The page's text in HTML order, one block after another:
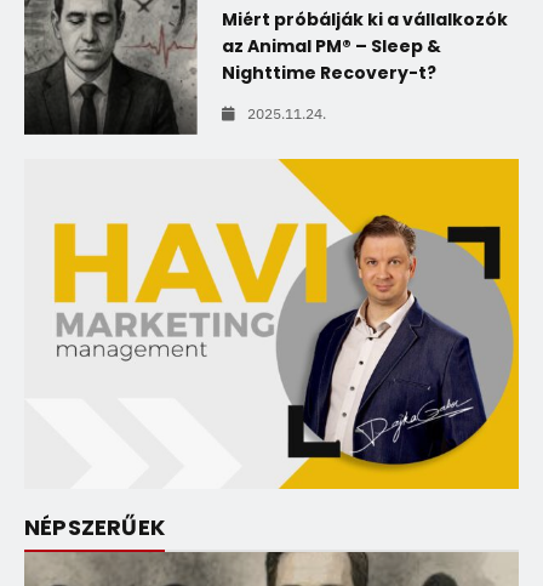
Miért próbálják ki a vállalkozók
az Animal PM® – Sleep &
Nighttime Recovery-t?
2025.11.24.
NÉPSZERŰEK